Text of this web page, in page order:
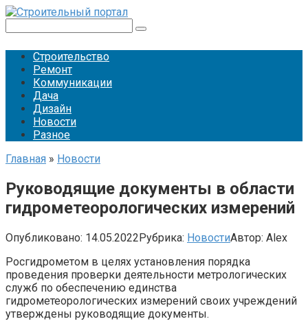
Перейти
контенту
Строительство
Ремонт
Коммуникации
Дача
Дизайн
Новости
Разное
Главная » Новости
Руководящие документы в области
гидрометеорологических измерений
Опубликовано: 14.05.2022Рубрика: НовостиАвтор: Alex
Росгидрометом в целях установления порядка
проведения проверки деятельности метрологических
служб по обеспечению единства
гидрометеорологических измерений своих учреждений
утверждены руководящие документы.